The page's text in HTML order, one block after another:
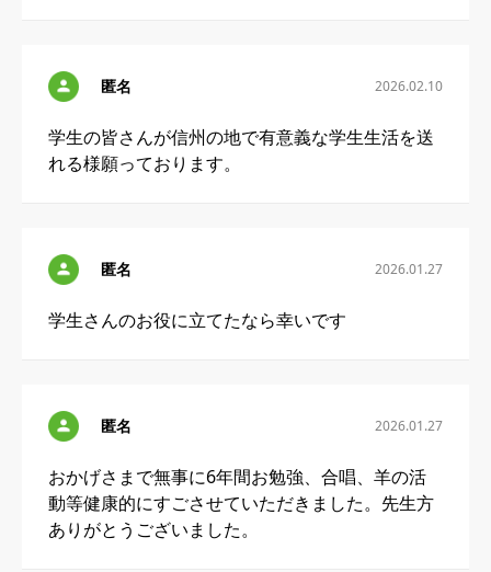
匿名 2026.02.10
学生の皆さんが信州の地で有意義な学生生活を送
れる様願っております。
匿名 2026.01.27
学生さんのお役に立てたなら幸いです
匿名 2026.01.27
おかげさまで無事に6年間お勉強、合唱、羊の活
動等健康的にすごさせていただきました。先生方
ありがとうございました。